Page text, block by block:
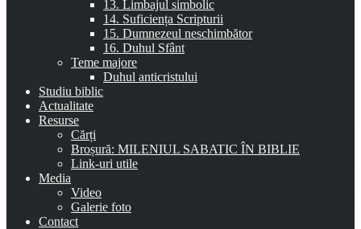
13. Limbajul simbolic
14. Suficiența Scripturii
15. Dumnezeul neschimbător
16. Duhul Sfânt
Teme majore
Duhul anticristului
Studiu biblic
Actualitate
Resurse
Cărți
Broșură: MILENIUL SABATIC ÎN BIBLIE
Link-uri utile
Media
Video
Galerie foto
Contact